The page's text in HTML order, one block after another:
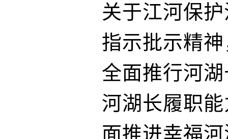
关于江河保
指示批示精
全面推行河
河湖长履职
面推进幸福